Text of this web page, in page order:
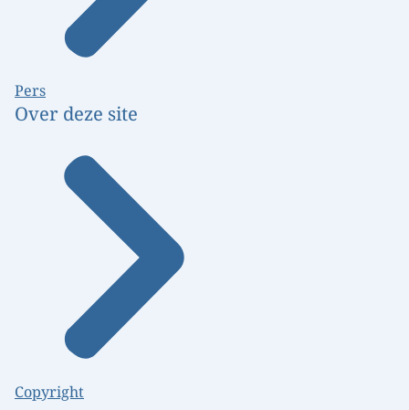
Pers
Over deze site
Copyright